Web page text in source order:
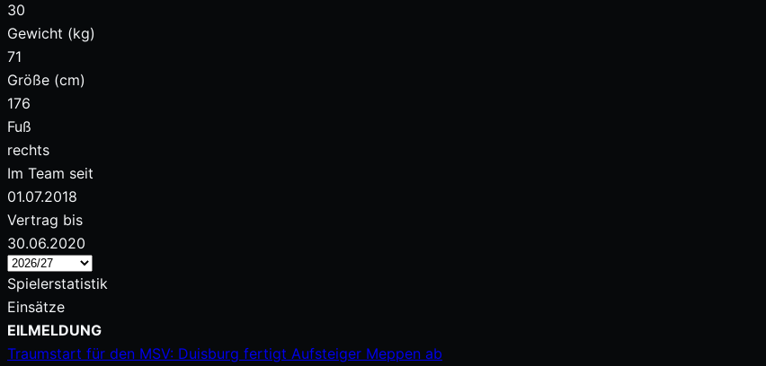
30
Gewicht (kg)
71
Größe (cm)
176
Fuß
rechts
Im Team seit
01.07.2018
Vertrag bis
30.06.2020
Spielerstatistik
Einsätze
Zum
Inhalt
EILMELDUNG
Traumstart für den MSV: Duisburg fertigt Aufsteiger Meppen ab